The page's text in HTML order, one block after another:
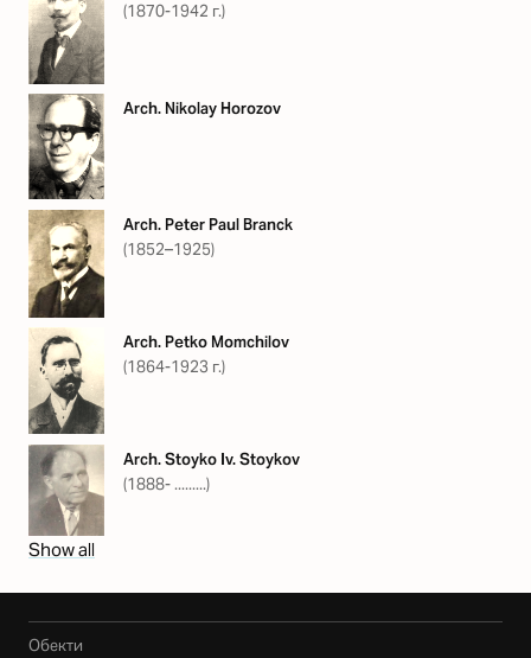
(1870-1942 г.)
Arch. Nikolay Horozov
Arch. Peter Paul Branck
(1852–1925)
Arch. Petko Momchilov
(1864-1923 г.)
Arch. Stoyko Iv. Stoykov
(1888- .........)
Show all
Обекти